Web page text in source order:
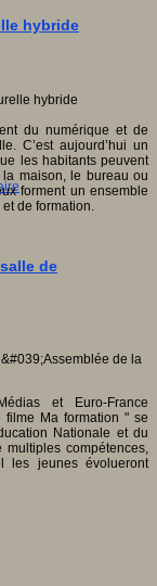
hybride
du numérique et de
C’est aujourd’hui un
les habitants peuvent
la maison, le bureau ou
forment un ensemble
de formation.
de
et Euro-France
Ma formation " se
Nationale et du
compétences,
les jeunes évolueront